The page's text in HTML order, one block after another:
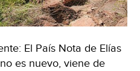
El País Nota de Elías
es nuevo, viene de